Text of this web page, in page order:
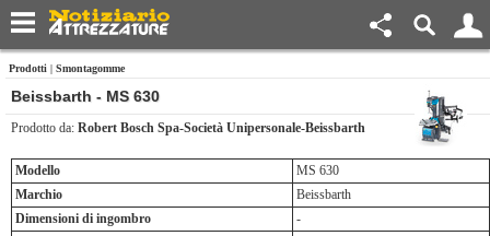
Prodotti | Smontagomme
Beissbarth - MS 630
Prodotto da: Robert Bosch Spa-Società Unipersonale-Beissbarth
Modello
MS 630
Marchio
Beissbarth
Dimensioni di ingombro
-